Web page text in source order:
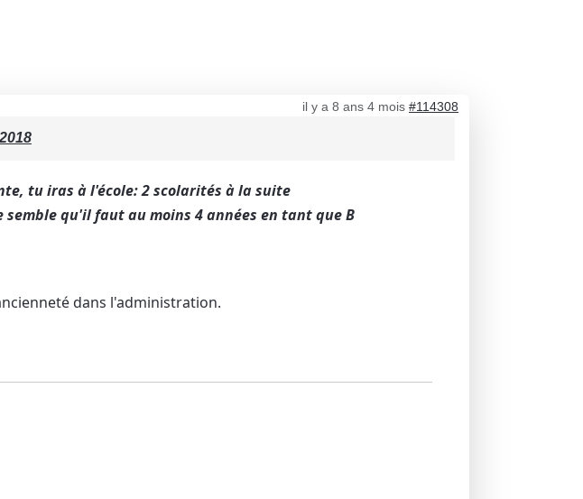
il y a 8 ans 4 mois #114308
tu iras à l'école: 2 scolarités à la suite
qu'il faut au moins 4 années en tant que B
dans l'administration.